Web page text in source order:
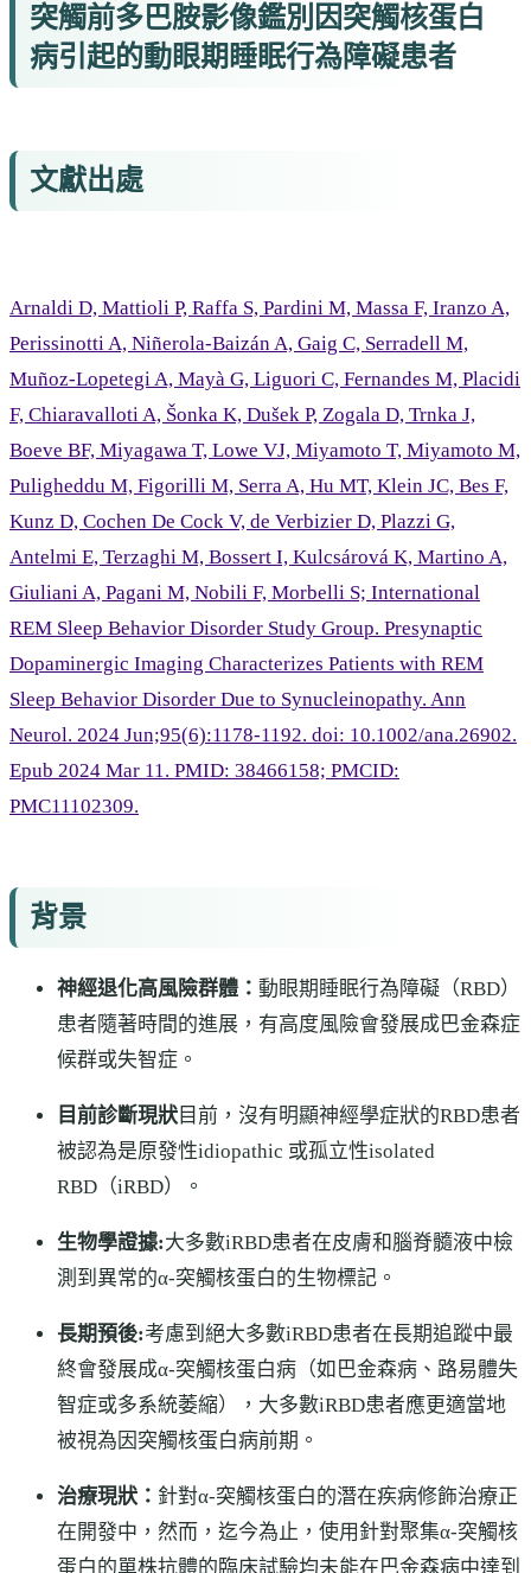
突觸前多巴胺影像鑑別因突觸核蛋白
病引起的動眼期睡眠行為障礙患者
文獻出處
Arnaldi D, Mattioli P, Raffa S, Pardini M, Massa F, Iranzo A,
Perissinotti A, Niñerola-Baizán A, Gaig C, Serradell M,
Muñoz-Lopetegi A, Mayà G, Liguori C, Fernandes M, Placidi
F, Chiaravalloti A, Šonka K, Dušek P, Zogala D, Trnka J,
Boeve BF, Miyagawa T, Lowe VJ, Miyamoto T, Miyamoto M,
Puligheddu M, Figorilli M, Serra A, Hu MT, Klein JC, Bes F,
Kunz D, Cochen De Cock V, de Verbizier D, Plazzi G,
Antelmi E, Terzaghi M, Bossert I, Kulcsárová K, Martino A,
Giuliani A, Pagani M, Nobili F, Morbelli S; International
REM Sleep Behavior Disorder Study Group. Presynaptic
Dopaminergic Imaging Characterizes Patients with REM
Sleep Behavior Disorder Due to Synucleinopathy. Ann
Neurol. 2024 Jun;95(6):1178-1192. doi: 10.1002/ana.26902.
Epub 2024 Mar 11. PMID: 38466158; PMCID:
PMC11102309.
背景
神經退化高風險群體： 動眼期睡眠行為障礙（RBD）
患者隨著時間的進展，有高度風險會發展成巴金森症
候群或失智症。
目前診斷現狀 目前，沒有明顯神經學症狀的RBD患者
被認為是原發性idiopathic 或孤立性isolated
RBD（iRBD）。
生物學證據:大多數iRBD患者在皮膚和腦脊髓液中檢
測到異常的α-突觸核蛋白的生物標記。
長期預後:考慮到絕大多數iRBD患者在長期追蹤中最
終會發展成α-突觸核蛋白病（如巴金森病、路易體失
智症或多系統萎縮），大多數iRBD患者應更適當地
被視為因突觸核蛋白病前期。
治療現狀： 針對α-突觸核蛋白的潛在疾病修飾治療正
在開發中，然而，迄今為止，使用針對聚集α-突觸核
蛋白的單株抗體的臨床試驗均未能在巴金森病中達到